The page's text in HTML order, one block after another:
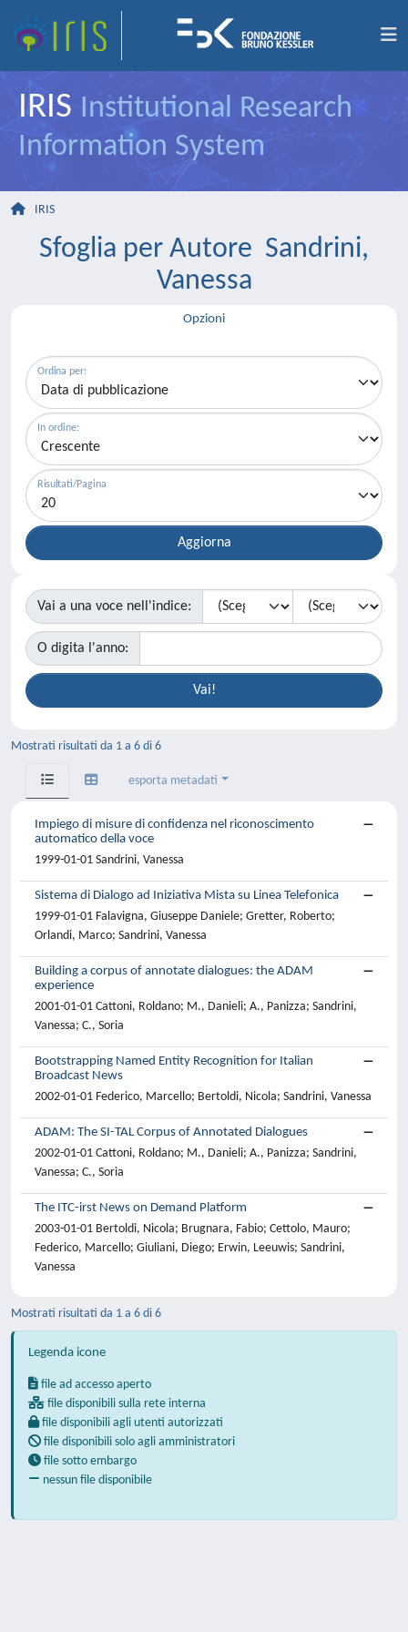
IRIS Institutional Research
Information System
IRIS
Sfoglia per Autore Sandrini,
Vanessa
Opzioni
Ordina per:
In ordine:
Risultati/Pagina
Vai a una voce nell'indice:
O digita l'anno:
Mostrati risultati da 1 a 6 di 6
esporta metadati
Impiego di misure di confidenza nel riconoscimento
automatico della voce
1999-01-01 Sandrini, Vanessa
Sistema di Dialogo ad Iniziativa Mista su Linea Telefonica
1999-01-01 Falavigna, Giuseppe Daniele; Gretter, Roberto;
Orlandi, Marco; Sandrini, Vanessa
Building a corpus of annotate dialogues: the ADAM
experience
2001-01-01 Cattoni, Roldano; M., Danieli; A., Panizza; Sandrini,
Vanessa; C., Soria
Bootstrapping Named Entity Recognition for Italian
Broadcast News
2002-01-01 Federico, Marcello; Bertoldi, Nicola; Sandrini, Vanessa
ADAM: The SI-TAL Corpus of Annotated Dialogues
2002-01-01 Cattoni, Roldano; M., Danieli; A., Panizza; Sandrini,
Vanessa; C., Soria
The ITC-irst News on Demand Platform
2003-01-01 Bertoldi, Nicola; Brugnara, Fabio; Cettolo, Mauro;
Federico, Marcello; Giuliani, Diego; Erwin, Leeuwis; Sandrini,
Vanessa
Mostrati risultati da 1 a 6 di 6
Legenda icone
file ad accesso aperto
file disponibili sulla rete interna
file disponibili agli utenti autorizzati
file disponibili solo agli amministratori
file sotto embargo
nessun file disponibile